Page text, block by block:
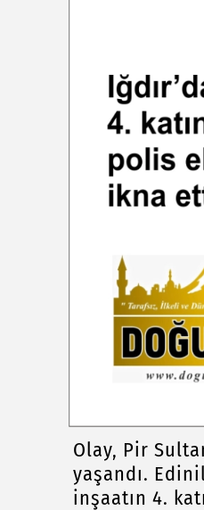
Olay, Pir
yaşandı.
inşaatın 4.